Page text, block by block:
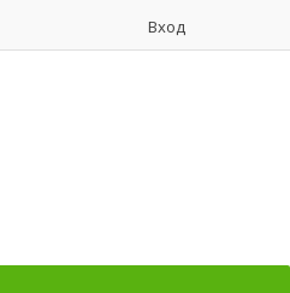
Вход